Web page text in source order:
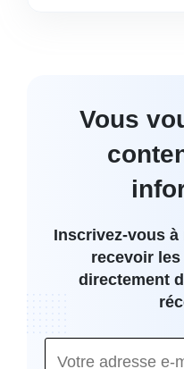
Vous
Inscrivez-vous
recevoir
directement